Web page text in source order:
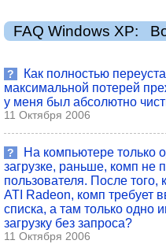
FAQ Windows XP:
?
Как полностью
максимальной потерей
у меня был абсолютно
11 Октября 2006
?
На компьютере только
загрузке, раньше, комп не
пользователя. После того,
ATI Radeon, комп требует
списка, а там только одно
загрузку без запроса?
11 Октября 2006